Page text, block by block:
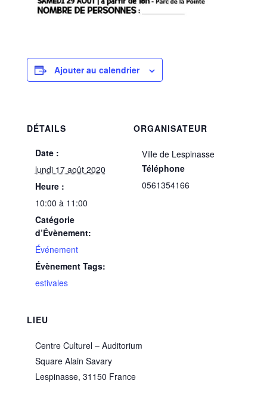
Ajouter au calendrier
DÉTAILS
Date :
lundi 17 août 2020
Heure :
10:00 à 11:00
Catégorie
d’Évènement:
Événement
Évènement Tags:
estivales
LIEU
Centre Culturel – Auditorium
Square Alain Savary
Lespinasse, 31150 France
ORGANISATEUR
Ville de Lespinasse
Téléphone
0561354166